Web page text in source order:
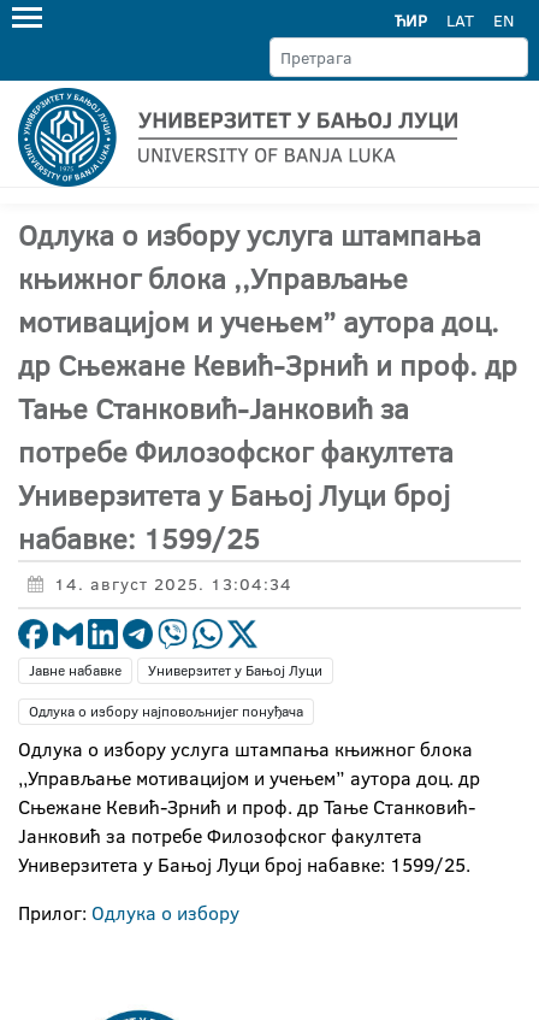
ЋИР LAT EN
Одлука о избору услуга штампања
књижног блока ,,Управљање
мотивацијом и учењем” аутора доц.
др Сњежане Кевић-Зрнић и проф. др
Тање Станковић-Јанковић за
потребе Филозофског факултета
Универзитета у Бањој Луци број
набавке: 1599/25
14. август 2025. 13:04:34
Јавне набавке
Универзитет у Бањој Луци
Одлука о избору најповољнијег понуђача
Одлука о избору услуга штампања књижног блока
,,Управљање мотивацијом и учењем” аутора доц. др
Сњежане Кевић-Зрнић и проф. др Тање Станковић-
Јанковић за потребе Филозофског факултета
Универзитета у Бањој Луци број набавке: 1599/25.
Прилог: Одлука о избору